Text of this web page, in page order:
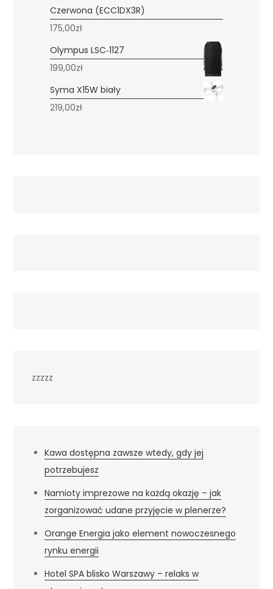
Czerwona (ECC1DX3R)
175,00zł
Olympus LSC‑1127
199,00zł
Syma X15W biały
219,00zł
zzzzz
Kawa dostępna zawsze wtedy, gdy jej
potrzebujesz
Namioty imprezowe na każdą okazję – jak
zorganizować udane przyjęcie w plenerze?
Orange Energia jako element nowoczesnego
rynku energii
Hotel SPA blisko Warszawy – relaks w